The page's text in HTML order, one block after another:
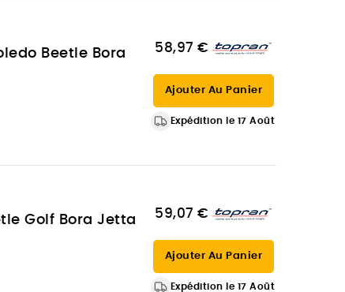
Beetle Bora
58,97 €
Ajouter Au Panier
Expédition le 17 Août
Golf Bora Jetta
59,07 €
Ajouter Au Panier
Expédition le 17 Août